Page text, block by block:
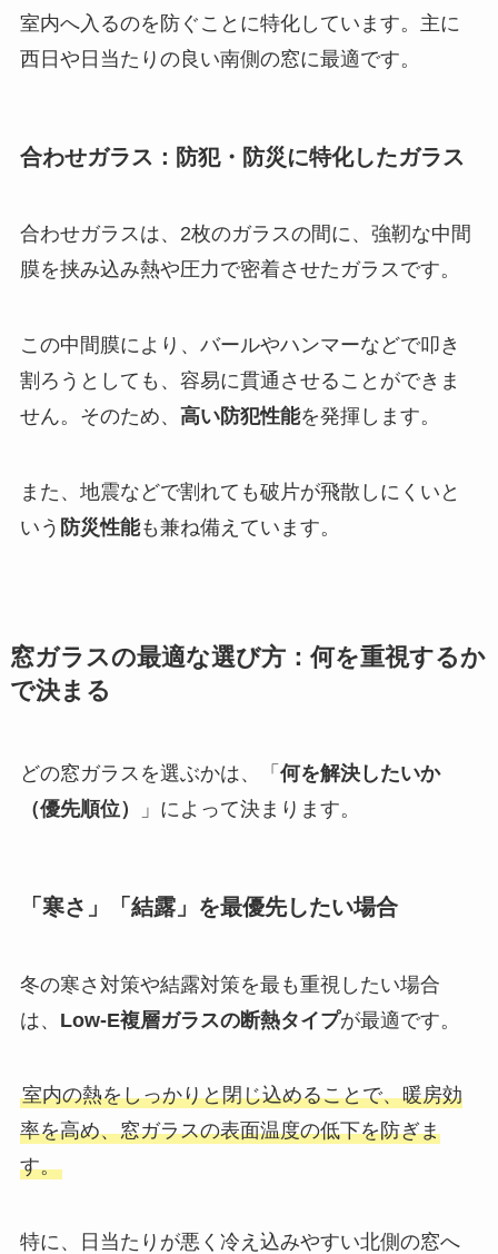
室内へ入るのを防ぐことに特化しています。主に
西日や日当たりの良い南側の窓に最適です。
合わせガラス：防犯・防災に特化したガラス
合わせガラスは、2枚のガラスの間に、強靭な中間
膜を挟み込み熱や圧力で密着させたガラスです。
この中間膜により、バールやハンマーなどで叩き
割ろうとしても、容易に貫通させることができま
せん。そのため、 高い防犯性能を発揮します。
また、地震などで割れても破片が飛散しにくいと
いう 防災性能も兼ね備えています。
窓ガラスの最適な選び方：何を重視するか
で決まる
どの窓ガラスを選ぶかは、「 何を解決したいか
（優先順位）
」によって決まります。
「寒さ」「結露」を最優先したい場合
冬の寒さ対策や結露対策を最も重視したい場合
は、 Low-E複層ガラスの断熱タイプが最適です。
室内の熱をしっかりと閉じ込めることで、暖房効
率を高め、窓ガラスの表面温度の低下を防ぎま
す。
特に、日当たりが悪く冷え込みやすい北側の窓へ